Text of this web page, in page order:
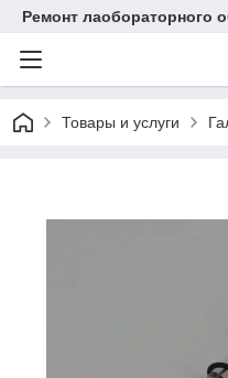
Ремонт лаобораторного
Товары и услуги